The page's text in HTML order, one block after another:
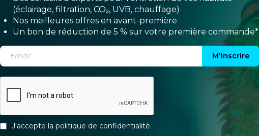
(éclairage, filtration, CO₂, UVB, chauffage)
Nos meilleures offres en avant-première
Un bon de réduction de 5 % sur votre première commande*
M'inscrire
J'accepte la politique de confidentialité.